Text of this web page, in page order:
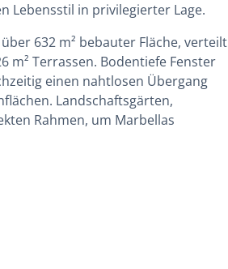
Lebensstil in privilegierter Lage.
632 m² bebauter Fläche, verteilt
m² Terrassen. Bodentiefe Fenster
einen nahtlosen Übergang
Landschaftsgärten,
Rahmen, um Marbellas